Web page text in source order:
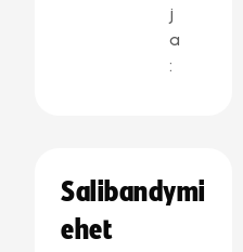
j
a
:
Salibandymi
ehet